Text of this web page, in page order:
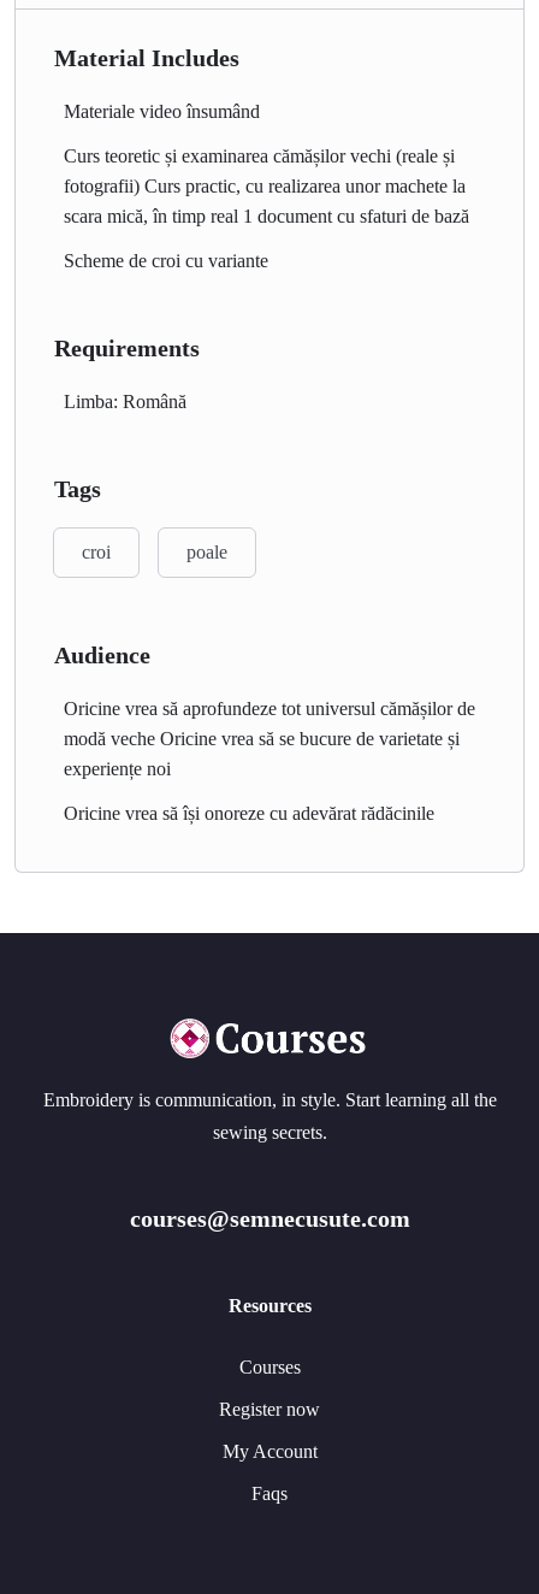
Material Includes
Materiale video însumând
Curs teoretic și examinarea cămășilor vechi (reale și
fotografii) Curs practic, cu realizarea unor machete la
scara mică, în timp real 1 document cu sfaturi de bază
Scheme de croi cu variante
Requirements
Limba: Română
Tags
croi poale
Audience
Oricine vrea să aprofundeze tot universul cămășilor de
modă veche Oricine vrea să se bucure de varietate și
experiențe noi
Oricine vrea să își onoreze cu adevărat rădăcinile
Embroidery is communication, in style. Start learning all the
sewing secrets.
courses@semnecusute.com
Resources
Courses
Register now
My Account
Faqs